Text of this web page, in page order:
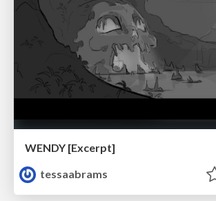
WENDY [Excerpt]
tessaabrams